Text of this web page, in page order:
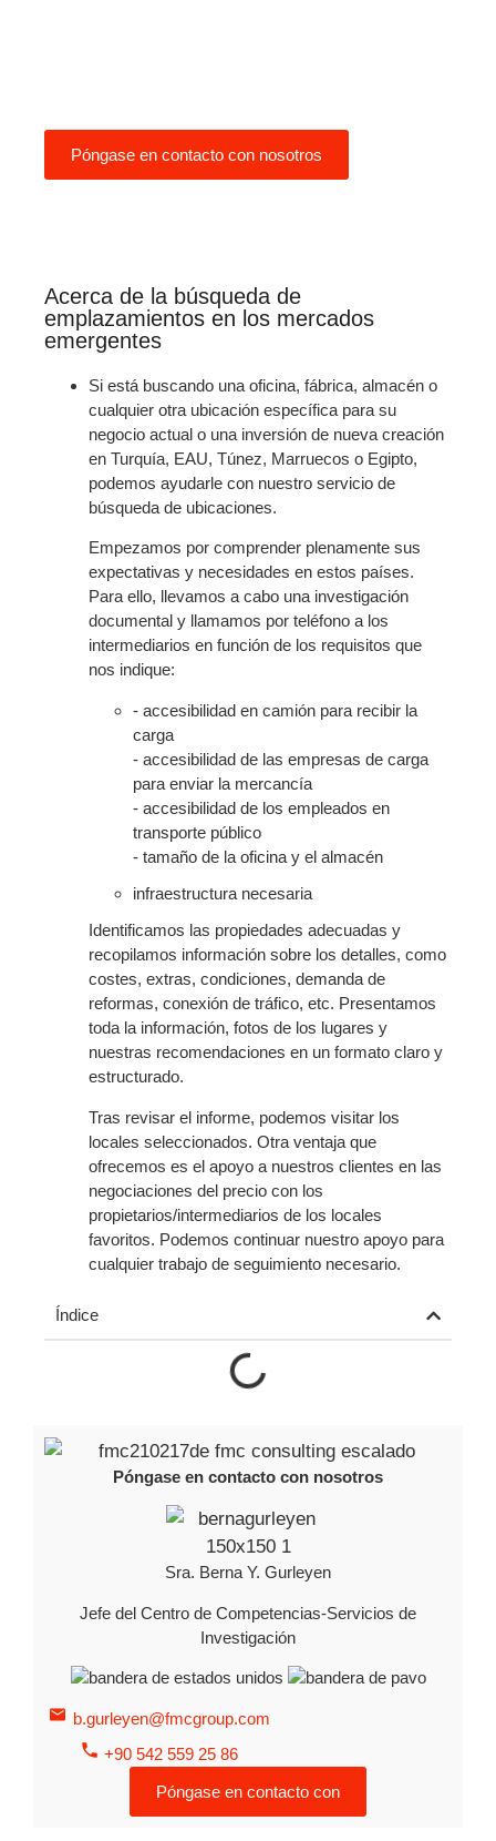
Póngase en contacto con nosotros
Acerca de la búsqueda de
emplazamientos en los mercados
emergentes
Si está buscando una oficina, fábrica, almacén o
cualquier otra ubicación específica para su
negocio actual o una inversión de nueva creación
en Turquía, EAU, Túnez, Marruecos o Egipto,
podemos ayudarle con nuestro servicio de
búsqueda de ubicaciones.
Empezamos por comprender plenamente sus
expectativas y necesidades en estos países.
Para ello, llevamos a cabo una investigación
documental y llamamos por teléfono a los
intermediarios en función de los requisitos que
nos indique:
- accesibilidad en camión para recibir la
carga
- accesibilidad de las empresas de carga
para enviar la mercancía
- accesibilidad de los empleados en
transporte público
- tamaño de la oficina y el almacén
infraestructura necesaria
Identificamos las propiedades adecuadas y
recopilamos información sobre los detalles, como
costes, extras, condiciones, demanda de
reformas, conexión de tráfico, etc. Presentamos
toda la información, fotos de los lugares y
nuestras recomendaciones en un formato claro y
estructurado.
Tras revisar el informe, podemos visitar los
locales seleccionados. Otra ventaja que
ofrecemos es el apoyo a nuestros clientes en las
negociaciones del precio con los
propietarios/intermediarios de los locales
favoritos. Podemos continuar nuestro apoyo para
cualquier trabajo de seguimiento necesario.
Índice
Póngase en contacto con nosotros
Sra. Berna Y. Gurleyen
Jefe del Centro de Competencias-Servicios de
Investigación
b.gurleyen@fmcgroup.com
+90 542 559 25 86
Póngase en contacto con